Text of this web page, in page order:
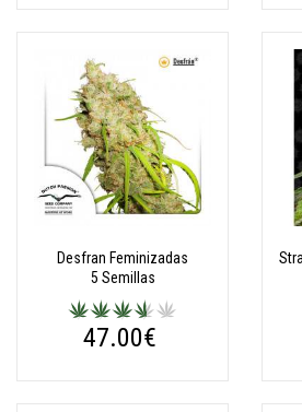
Desfran Feminizadas
5 Semillas
47.00€